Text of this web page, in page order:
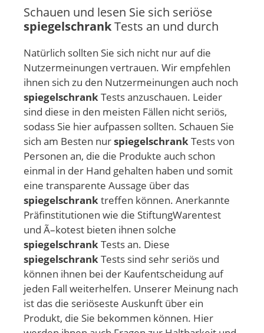
Schauen und lesen Sie sich seriöse
spiegelschrankTests an und durch
Natürlich sollten Sie sich nicht nur auf die
Nutzermeinungen vertrauen. Wir empfehlen
ihnen sich zu den Nutzermeinungen auch noch
spiegelschrankTests anzuschauen. Leider
sind diese in den meisten Fällen nicht seriös,
sodass Sie hier aufpassen sollten. Schauen Sie
sich am Besten nurspiegelschrankTests von
Personen an, die die Produkte auch schon
einmal in der Hand gehalten haben und somit
eine transparente Aussage über das
spiegelschranktreffen können. Anerkannte
Präfinstitutionen wie die StiftungWarentest
und Ã–kotest bieten ihnen solche
spiegelschrankTests an. Diese
spiegelschrankTests sind sehr seriös und
können ihnen bei der Kaufentscheidung auf
jeden Fall weiterhelfen. Unserer Meinung nach
ist das die seriöseste Auskunft über ein
Produkt, die Sie bekommen können. Hier